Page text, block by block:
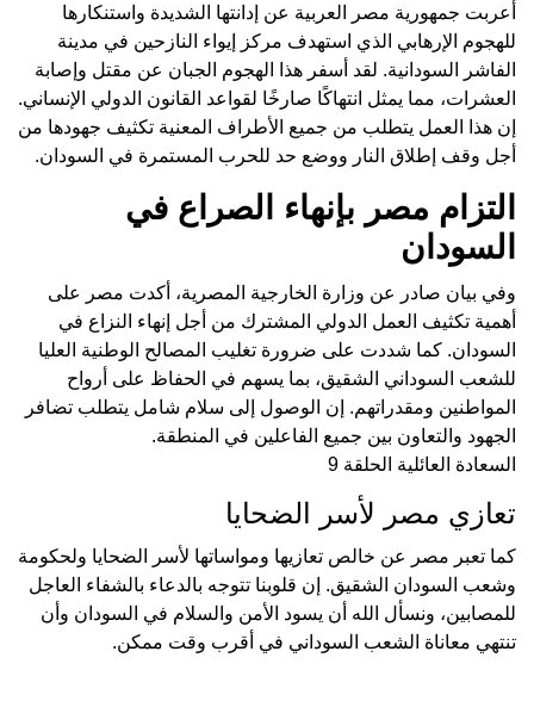
أعربت جمهورية مصر العربية عن إدانتها الشديدة واستنكارها
للهجوم الإرهابي الذي استهدف مركز إيواء النازحين في مدينة
الفاشر السودانية. لقد أسفر هذا الهجوم الجبان عن مقتل وإصابة
العشرات، مما يمثل انتهاكًا صارخًا لقواعد القانون الدولي الإنساني.
إن هذا العمل يتطلب من جميع الأطراف المعنية تكثيف جهودها من
أجل وقف إطلاق النار ووضع حد للحرب المستمرة في السودان.
التزام مصر بإنهاء الصراع في
السودان
وفي بيان صادر عن وزارة الخارجية المصرية، أكدت مصر على
أهمية تكثيف العمل الدولي المشترك من أجل إنهاء النزاع في
السودان. كما شددت على ضرورة تغليب المصالح الوطنية العليا
للشعب السوداني الشقيق، بما يسهم في الحفاظ على أرواح
المواطنين ومقدراتهم. إن الوصول إلى سلام شامل يتطلب تضافر
الجهود والتعاون بين جميع الفاعلين في المنطقة.
السعادة العائلية الحلقة 9
تعازي مصر لأسر الضحايا
كما تعبر مصر عن خالص تعازيها ومواساتها لأسر الضحايا ولحكومة
وشعب السودان الشقيق. إن قلوبنا تتوجه بالدعاء بالشفاء العاجل
للمصابين، ونسأل الله أن يسود الأمن والسلام في السودان وأن
تنتهي معاناة الشعب السوداني في أقرب وقت ممكن.